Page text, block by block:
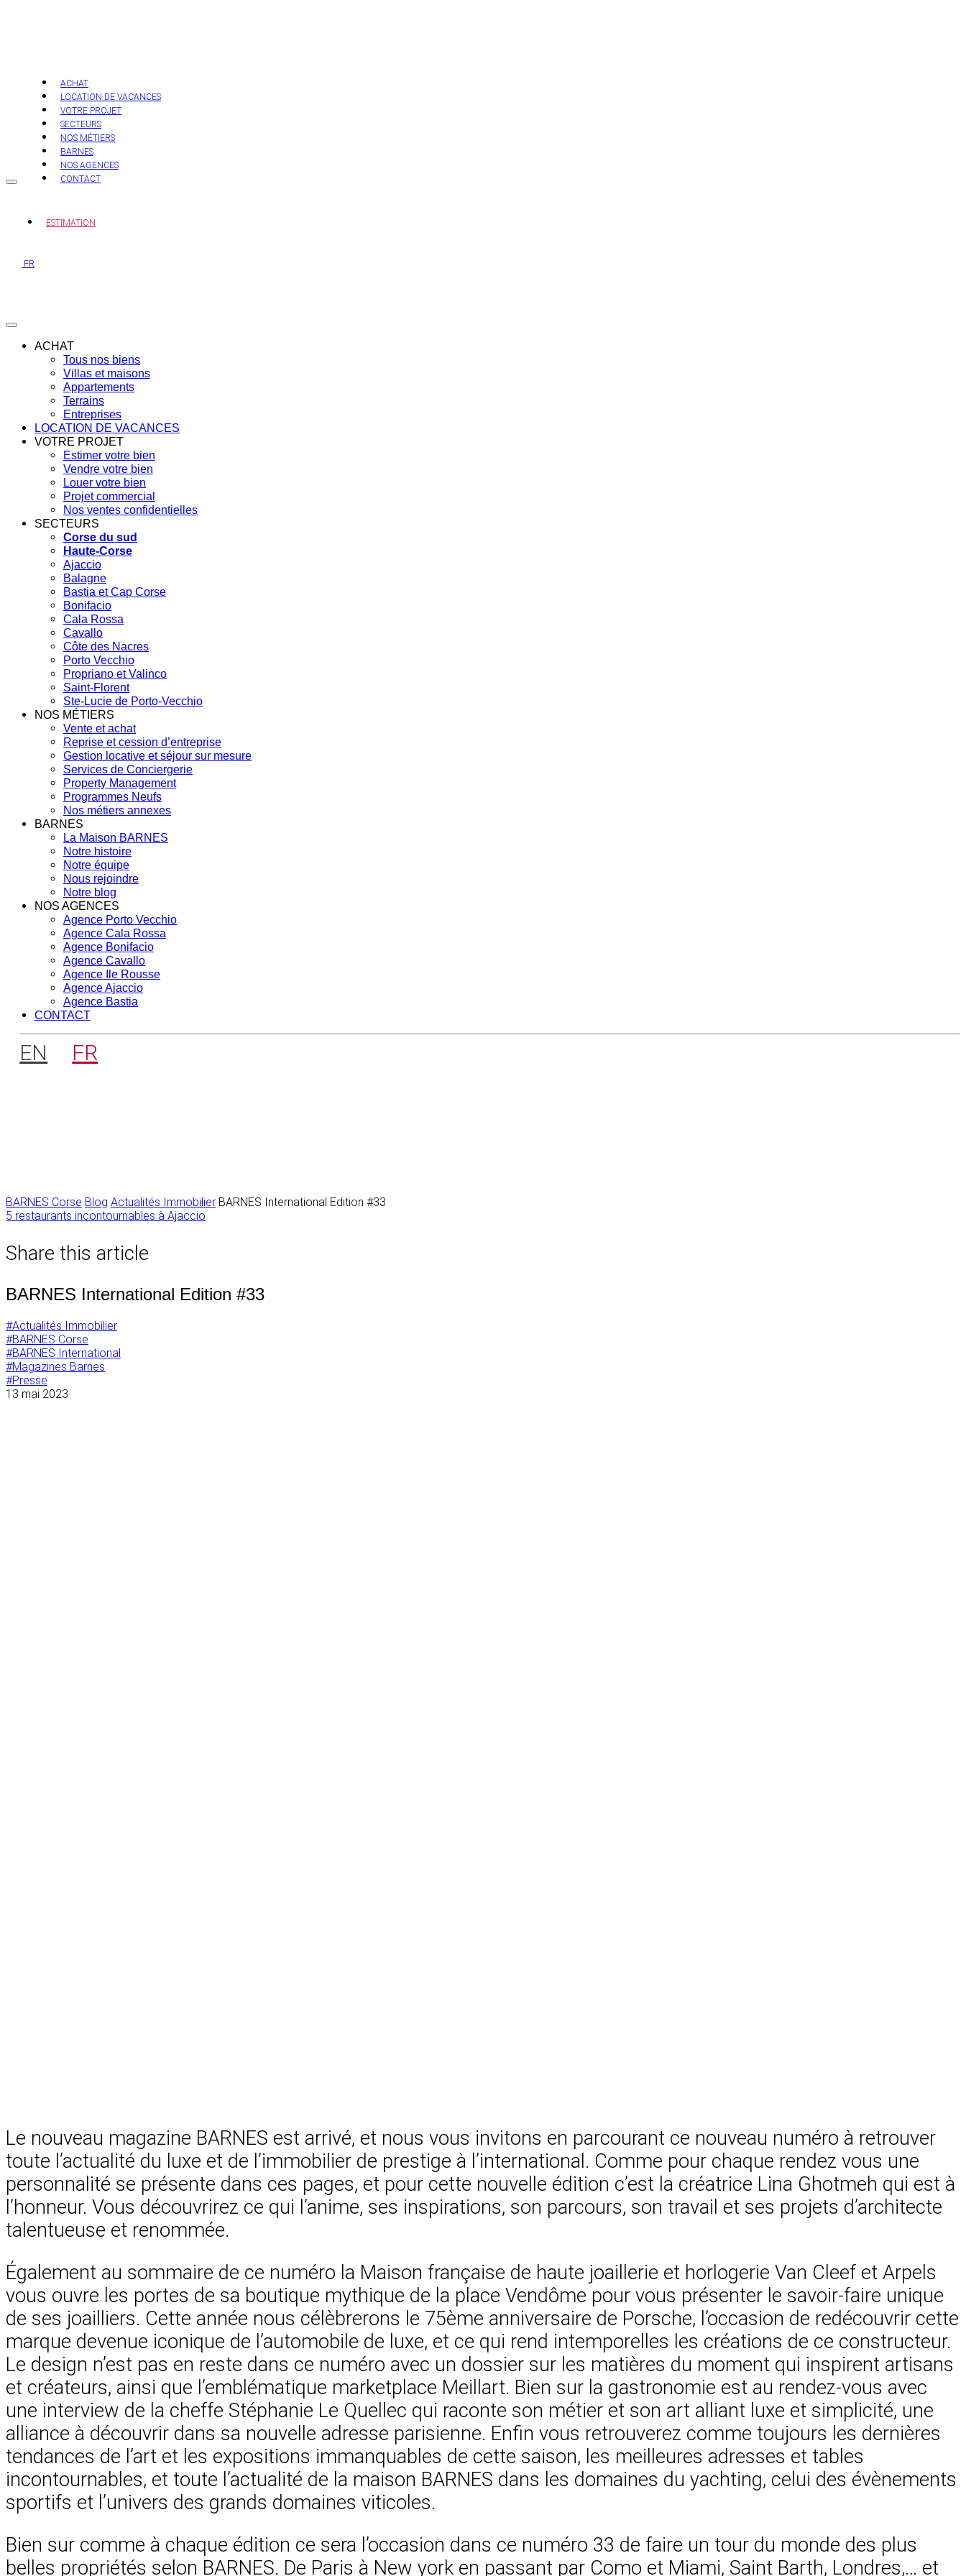
ACHAT
LOCATION DE VACANCES
VOTRE PROJET
SECTEURS
NOS MÉTIERS
BARNES
NOS AGENCES
CONTACT
ESTIMATION
FR
ACHAT
Tous nos biens
Villas et maisons
Appartements
Terrains
Entreprises
LOCATION DE VACANCES
VOTRE PROJET
Estimer votre bien
Vendre votre bien
Louer votre bien
Projet commercial
Nos ventes confidentielles
SECTEURS
Corse du sud
Haute-Corse
Ajaccio
Balagne
Bastia et Cap Corse
Bonifacio
Cala Rossa
Cavallo
Côte des Nacres
Porto Vecchio
Propriano et Valinco
Saint-Florent
Ste-Lucie de Porto-Vecchio
NOS MÉTIERS
Vente et achat
Reprise et cession d’entreprise
Gestion locative et séjour sur mesure
Services de Conciergerie
Property Management
Programmes Neufs
Nos métiers annexes
BARNES
La Maison BARNES
Notre histoire
Notre équipe
Nous rejoindre
Notre blog
NOS AGENCES
Agence Porto Vecchio
Agence Cala Rossa
Agence Bonifacio
Agence Cavallo
Agence Ile Rousse
Agence Ajaccio
Agence Bastia
CONTACT
EN FR
BARNES Corse Blog Actualités Immobilier BARNES International Edition #33
Navigation
l’article
5 restaurants incontournables à Ajaccio
Share this article
BARNES International Edition #33
#Actualités Immobilier
#BARNES Corse
#BARNES International
#Magazines Barnes
#Presse
13 mai 2023
Le nouveau magazine BARNES est arrivé, et nous vous invitons en parcourant ce nouveau numéro à retrouver
toute l’actualité du luxe et de l’immobilier de prestige à l’international. Comme pour chaque rendez vous une
personnalité se présente dans ces pages, et pour cette nouvelle édition c’est la créatrice Lina Ghotmeh qui est à
l’honneur. Vous découvrirez ce qui l’anime, ses inspirations, son parcours, son travail et ses projets d’architecte
talentueuse et renommée.
Également au sommaire de ce numéro la Maison française de haute joaillerie et horlogerie Van Cleef et Arpels
vous ouvre les portes de sa boutique mythique de la place Vendôme pour vous présenter le savoir-faire unique
de ses joailliers. Cette année nous célèbrerons le 75ème anniversaire de Porsche, l’occasion de redécouvrir cette
marque devenue iconique de l’automobile de luxe, et ce qui rend intemporelles les créations de ce constructeur.
Le design n’est pas en reste dans ce numéro avec un dossier sur les matières du moment qui inspirent artisans
et créateurs, ainsi que l’emblématique marketplace Meillart. Bien sur la gastronomie est au rendez-vous avec
une interview de la cheffe Stéphanie Le Quellec qui raconte son métier et son art alliant luxe et simplicité, une
alliance à découvrir dans sa nouvelle adresse parisienne. Enfin vous retrouverez comme toujours les dernières
tendances de l’art et les expositions immanquables de cette saison, les meilleures adresses et tables
incontournables, et toute l’actualité de la maison BARNES dans les domaines du yachting, celui des évènements
sportifs et l’univers des grands domaines viticoles.
Bien sur comme à chaque édition ce sera l’occasion dans ce numéro 33 de faire un tour du monde des plus
belles propriétés selon BARNES. De Paris à New york en passant par Como et Miami, Saint Barth, Londres,… et